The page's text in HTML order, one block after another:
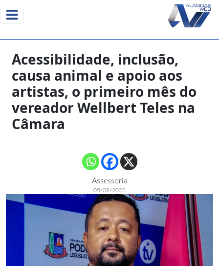
Acessibilidade, inclusão,
causa animal e apoio aos
artistas, o primeiro mês do
vereador Wellbert Teles na
Câmara
Assessoria
05/09/2023